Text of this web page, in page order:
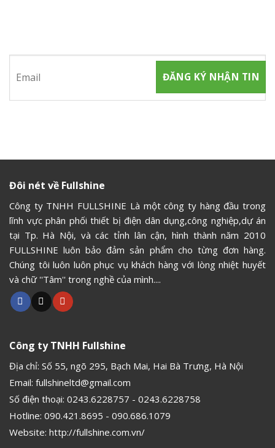
Đôi nét về Fullshine
Công ty TNHH FULLSHINE Là một công ty hàng đầu trong
lĩnh vực phân phối thiết bị điện dân dụng,công nghiệp,dự án
tại Tp. Hà Nội, và các tỉnh lân cận, hình thành năm 2010
FULLSHINE luôn bảo đảm sản phẩm cho từng đơn hàng.
Chúng tôi luôn luôn phục vụ khách hàng với lòng nhiệt huyết
và chữ ''Tâm'' trong nghề của mình....
Công ty TNHH Fullshine
Địa chỉ: Số 55, ngõ 295, Bạch Mai, Hai Bà Trưng, Hà Nội
Email: fullshineltd@gmail.com
Số điện thoại: 0243.6228757 - 0243.6228758
Hotline: 090.421.8695 - 090.686.1079
Website: http://fullshine.com.vn/